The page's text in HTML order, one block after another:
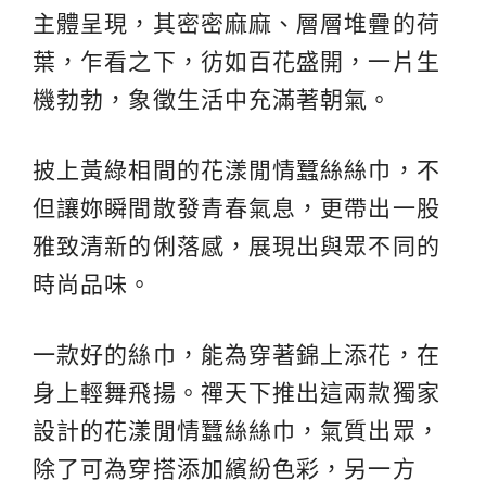
主體呈現，其密密麻麻、層層堆疊的荷
葉，乍看之下，彷如百花盛開，一片生
機勃勃，象徵生活中充滿著朝氣。
披上黃綠相間的花漾閒情蠶絲絲巾，不
但讓妳瞬間散發青春氣息，更帶出一股
雅致清新的俐落感，展現出與眾不同的
時尚品味。
一款好的絲巾，能為穿著錦上添花，在
身上輕舞飛揚。禪天下推出這兩款獨家
設計的花漾閒情蠶絲絲巾，氣質出眾，
除了可為穿搭添加繽紛色彩，另一方